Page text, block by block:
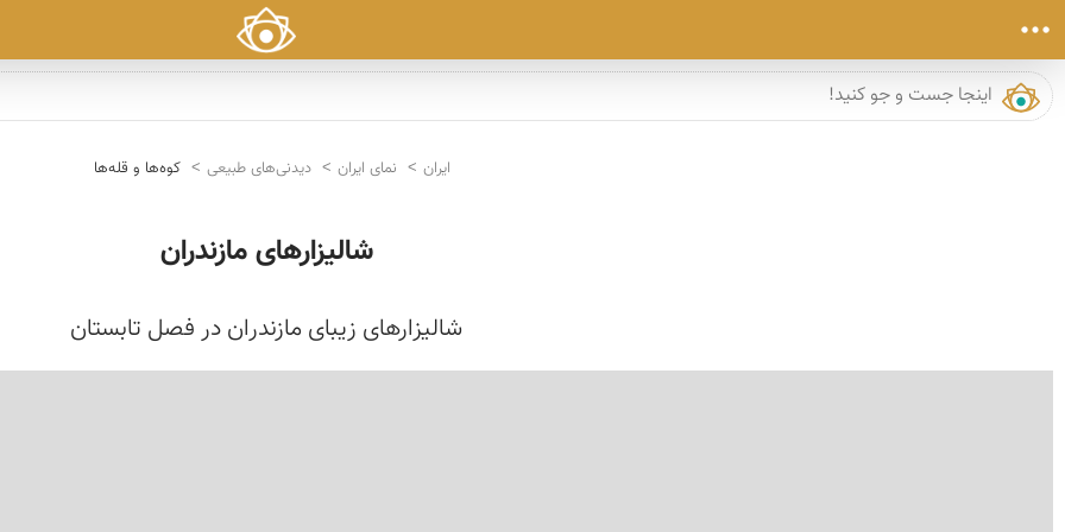
ایران نمای ایران دیدنی‌های طبیعی کوه‌ها و قله‌ها
شالیزارهای مازندران
شالیزارهای زیبای مازندران در فصل تابستان